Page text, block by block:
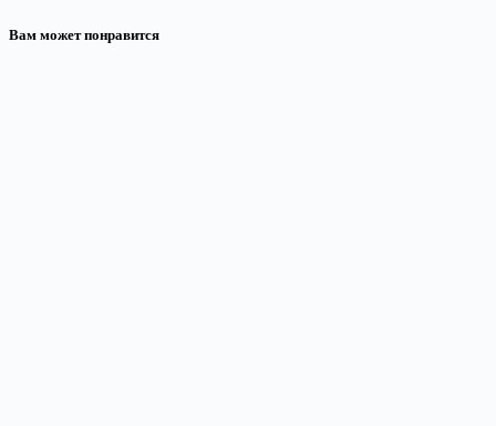
Вам может понравится